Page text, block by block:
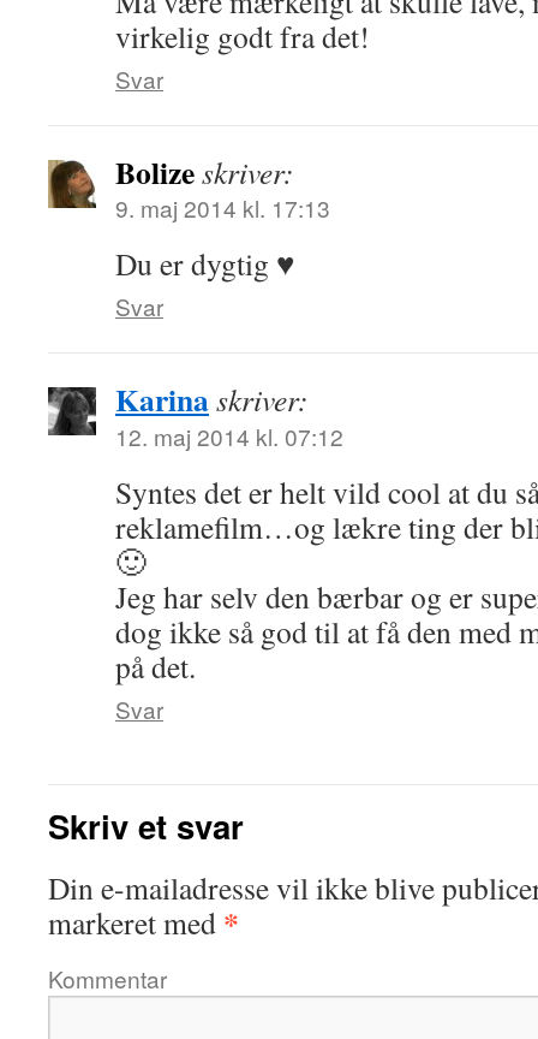
virkelig godt fra det!
Svar
Bolizeskriver:
9. maj 2014 kl. 17:13
Du er dygtig ♥
Svar
Karinaskriver:
12. maj 2014 kl. 07:12
Syntes det er helt vild cool at du
reklamefilm…og lækre ting der
🙂
Jeg har selv den bærbar og er
dog ikke så god til at få den med
på det.
Svar
Skriv et svar
Din e-mailadresse vil ikke blive
markeret med *
Kommentar